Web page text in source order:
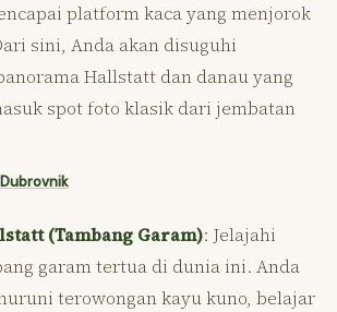
platform kaca yang menjorok
sini, Anda akan disuguhi
Hallstatt dan danau yang
spot foto klasik dari jembatan
(Tambang Garam): Jelajahi
garam tertua di dunia ini. Anda
terowongan kayu kuno, belajar